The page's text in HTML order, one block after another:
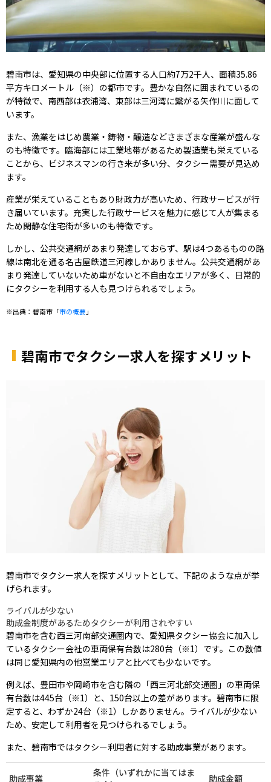
碧南市は、愛知県の中央部に位置する人口約7万2千人、面積35.86
平方キロメートル（※）の都市です。豊かな自然に囲まれているの
が特徴で、南西部は衣浦湾、東部は三河湾に繋がる矢作川に面して
います。
また、漁業をはじめ農業・鋳物・醸造などさまざまな産業が盛んな
のも特徴です。臨海部には工業地帯があるため製造業も栄えている
ことから、ビジネスマンの行き来が多い分、タクシー需要が見込め
ます。
産業が栄えていることもあり財政力が高いため、行政サービスが行
き届いています。充実した行政サービスを魅力に感じて人が集まる
ため閑静な住宅街が多いのも特徴です。
しかし、公共交通網があまり発達しておらず、駅は4つあるものの路
線は南北を通る名古屋鉄道三河線しかありません。公共交通網があ
まり発達していないため車がないと不自由なエリアが多く、日常的
にタクシーを利用する人も見つけられるでしょう。
※出典：碧南市「市の概要 」
碧南市でタクシー求人を探すメリット
碧南市でタクシー求人を探すメリットとして、下記のような点が挙
げられます。
ライバルが少ない
助成金制度があるためタクシーが利用されやすい
碧南市を含む西三河南部交通圏内で、愛知県タクシー協会に加入し
ているタクシー会社の車両保有台数は280台（※1）です。この数値
は同じ愛知県内の他営業エリアと比べても少ないです。
例えば、豊田市や岡崎市を含む隣の「西三河北部交通圏」の車両保
有台数は445台（※1）と、150台以上の差があります。碧南市に限
定すると、わずか24台（※1）しかありません。ライバルが少ない
ため、安定して利用者を見つけられるでしょう。
また、碧南市ではタクシー利用者に対する助成事業があります。
助成事業
条件（いずれかに当てはま
助成金額